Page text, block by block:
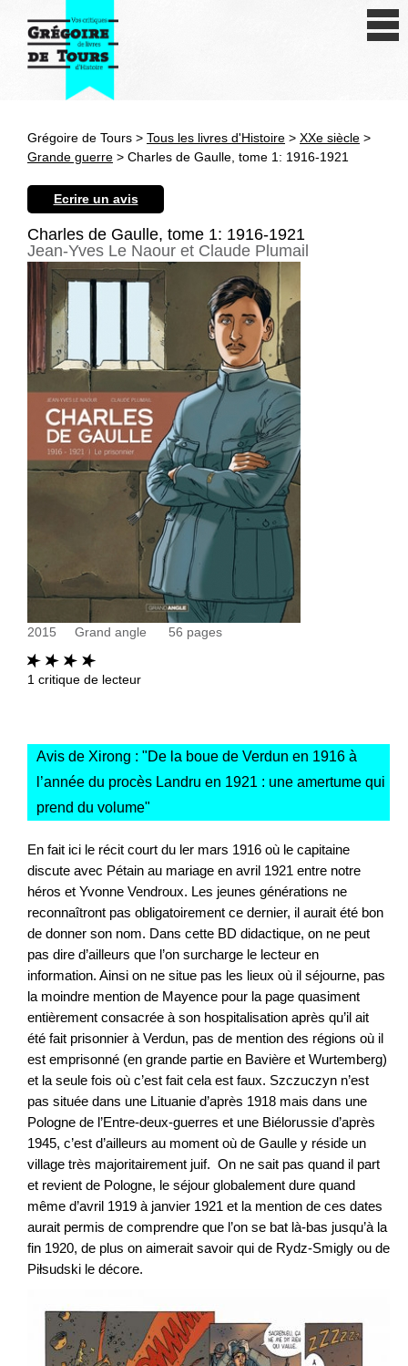
Antiquité
Epoque moderne
Révolution et XIXe siècle
XXe siècle
Autres civilisations
Thématiques
Grégoire de Tours > Tous les livres d'Histoire > XXe siècle >
Grande guerre > Charles de Gaulle, tome 1: 1916-1921
Ecrire un avis
Charles de Gaulle, tome 1: 1916-1921
Jean-Yves Le Naour et Claude Plumail
2015 Grand angle 56 pages
1 critique de lecteur
Avis de Xirong : "De la boue de Verdun en 1916 à
l’année du procès Landru en 1921 : une amertume qui
prend du volume"
En fait ici le récit court du ler mars 1916 où le capitaine
discute avec Pétain au mariage en avril 1921 entre notre
héros et Yvonne Vendroux. Les jeunes générations ne
reconnaîtront pas obligatoirement ce dernier, il aurait été bon
de donner son nom. Dans cette BD didactique, on ne peut
pas dire d’ailleurs que l’on surcharge le lecteur en
information. Ainsi on ne situe pas les lieux où il séjourne, pas
la moindre mention de Mayence pour la page quasiment
entièrement consacrée à son hospitalisation après qu’il ait
été fait prisonnier à Verdun, pas de mention des régions où il
est emprisonné (en grande partie en Bavière et Wurtemberg)
et la seule fois où c’est fait cela est faux. Szczuczyn n’est
pas située dans une Lituanie d’après 1918 mais dans une
Pologne de l’Entre-deux-guerres et une Biélorussie d’après
1945, c’est d’ailleurs au moment où de Gaulle y réside un
village très majoritairement juif. On ne sait pas quand il part
et revient de Pologne, le séjour globalement dure quand
même d’avril 1919 à janvier 1921 et la mention de ces dates
aurait permis de comprendre que l’on se bat là-bas jusqu’à la
fin 1920, de plus on aimerait savoir qui de Rydz-Smigly ou de
Piłsudski le décore.